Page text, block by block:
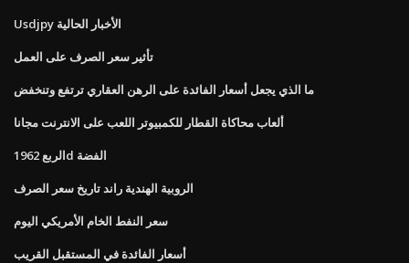
Usdjpy الأخبار الحالية
تأثير سعر الصرف على العمل
ما الذي يجعل أسعار الفائدة على الرهن العقاري ترتفع وتنخفض
ألعاب محاكاة القطار للكمبيوتر اللعب على الانترنت مجانا
الربع 1962d الفضة
الروبية الهندية راند تاريخ سعر الصرف
سعر النفط الخام الأمريكي اليوم
أسعار الفائدة في المستقبل القريب